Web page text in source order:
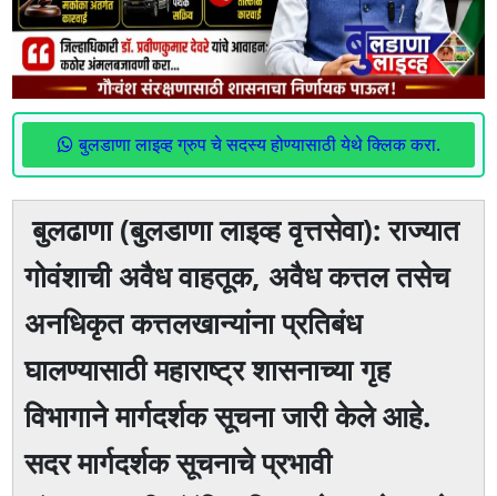
बुलडाणा लाइव्ह ग्रुप चे सदस्य होण्यासाठी येथे क्लिक करा.
बुलढाणा (बुलडाणा लाइव्ह वृत्तसेवा): राज्यात
गोवंशाची अवैध वाहतूक, अवैध कत्तल तसेच
अनधिकृत कत्तलखान्यांना प्रतिबंध
घालण्यासाठी महाराष्ट्र शासनाच्या गृह
विभागाने मार्गदर्शक सूचना जारी केले आहे.
सदर मार्गदर्शक सूचनाचे प्रभावी